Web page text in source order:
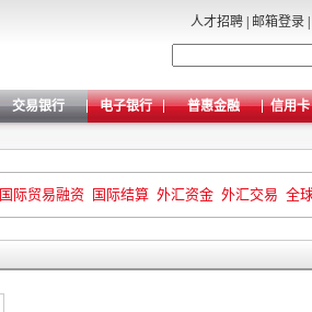
人才招聘 邮箱登录
交易银行 电子银行 普惠金融 信用卡
国际贸易融资 国际结算 外汇资金 外汇交易 全